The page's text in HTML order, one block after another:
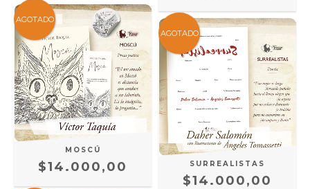
AGOTADO
MOSCÚ
$14.000,00
AGOTADO
SURREALISTAS
$14.000,00